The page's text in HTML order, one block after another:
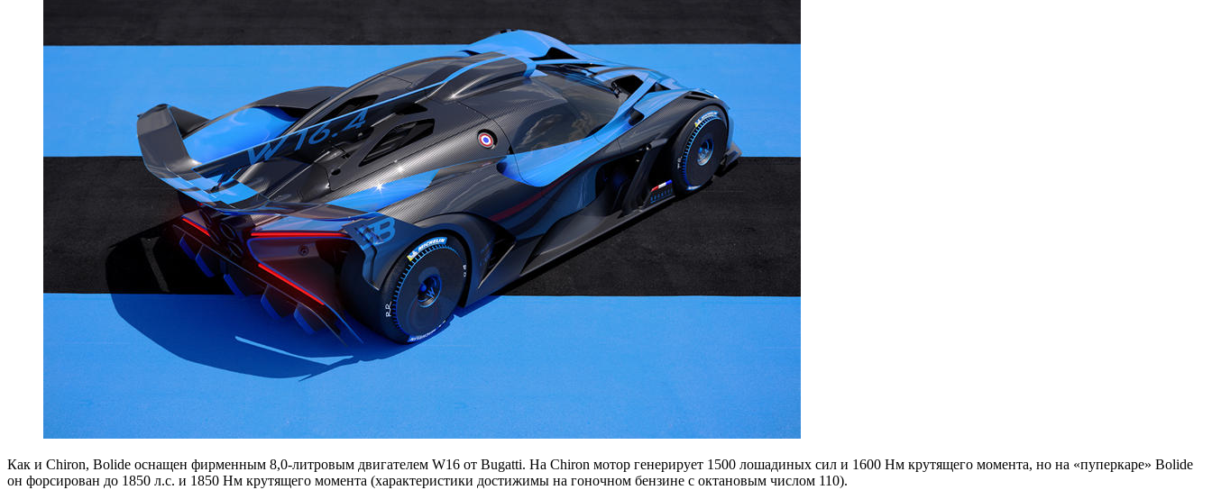
Как и Chiron, Bolide оснащен фирменным 8,0-литровым двигателем W16 от Bugatti. На Chiron мотор генерирует 1500 лошадиных сил и 1600 Нм крутящего момента, но на «пуперкаре» Bolide
он форсирован до 1850 л.с. и 1850 Нм крутящего момента (характеристики достижимы на гоночном бензине с октановым числом 110).